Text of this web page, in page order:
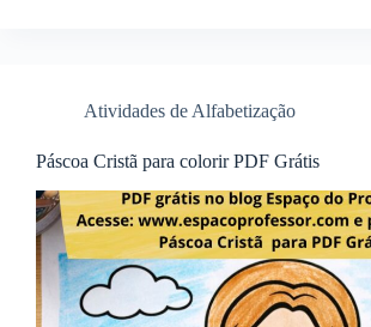
Atividades de Alfabetização
Páscoa Cristã para colorir PDF Grátis